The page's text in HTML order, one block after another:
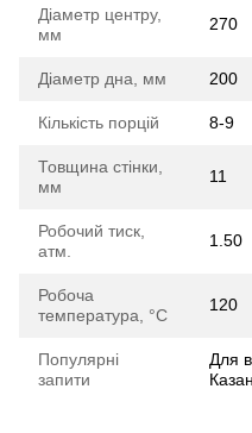
Діаметр центру,
мм
270
Діаметр дна, мм 200
Кількість порцій 8-9
Товщина стінки,
мм
11
Робочий тиск,
атм.
1.50
Робоча
температура, °C
120
Популярні
запити
Для